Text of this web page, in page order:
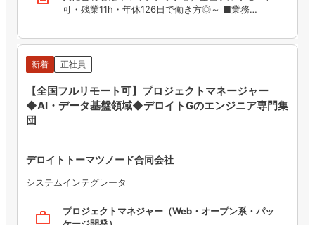
可・残業11h・年休126日で働き方◎～ ■業務…
新着 正社員
【全国フルリモート可】プロジェクトマネージャー
◆AI・データ基盤領域◆デロイトGのエンジニア専門集
団
デロイトトーマツノード合同会社
システムインテグレータ
work_outline
プロジェクトマネジャー（Web・オープン系・パッ